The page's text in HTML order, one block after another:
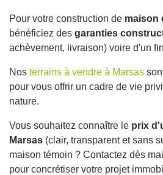
Pour votre construction de maison
bénéficiez des garanties
achèvement, livraison) voire d'un
Nos terrains à vendre à Marsas
pour vous offrir un cadre de vie
nature.
Vous souhaitez connaître le prix
Marsas (clair, transparent et sans
maison témoin ? Contactez dès
pour concrétiser votre projet